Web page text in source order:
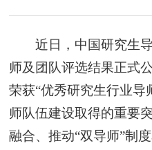
近日，中国研究生
师及团队评选结果正式
荣获“优秀研究生行业导
师队伍建设取得的重要
融合、推动“双导师”制